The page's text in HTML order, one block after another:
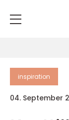
inspiration
04. September